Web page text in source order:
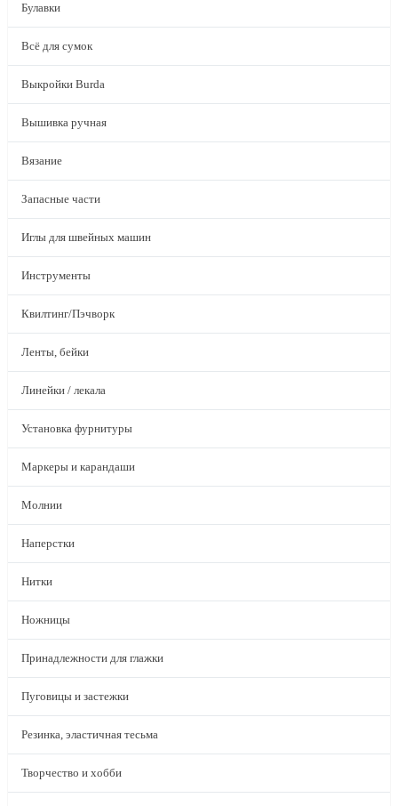
Булавки
Всё для сумок
Выкройки Burda
Вышивка ручная
Вязание
Запасные части
Иглы для швейных машин
Инструменты
Квилтинг/Пэчворк
Ленты, бейки
Линейки / лекала
Установка фурнитуры
Маркеры и карандаши
Молнии
Наперстки
Нитки
Ножницы
Принадлежности для глажки
Пуговицы и застежки
Резинка, эластичная тесьма
Творчество и хобби